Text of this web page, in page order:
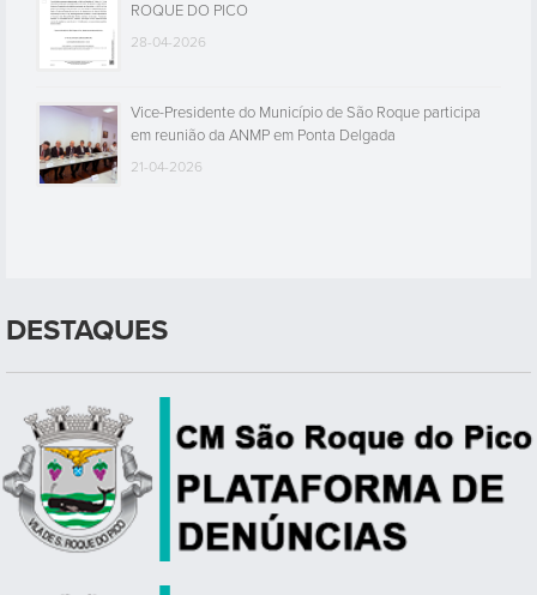
ROQUE DO PICO
28-04-2026
Vice-Presidente do Município de São Roque participa
em reunião da ANMP em Ponta Delgada
21-04-2026
DESTAQUES